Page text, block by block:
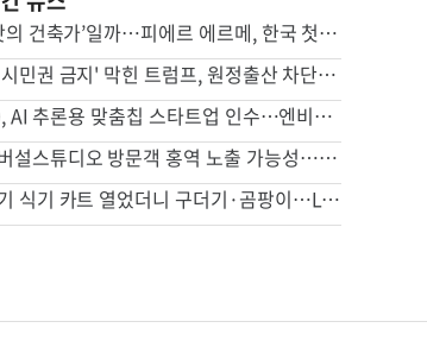
왜 ‘맛의 건축가’일까…피에르 에르메, 한국 첫 카페 열다 [쿠캉]
'출생시민권 금지' 막힌 트럼프, 원정출산 차단 행정명령 서명(종합)
AMD, AI 추론용 맞춤칩 스타트업 인수…엔비디아 추격 가속
유니버설스튜디오 방문객 홍역 노출 가능성…LA카운티 경고
항공기 식기 카트 열었더니 구더기·곰팡이…LAX 기내식 업체 논란